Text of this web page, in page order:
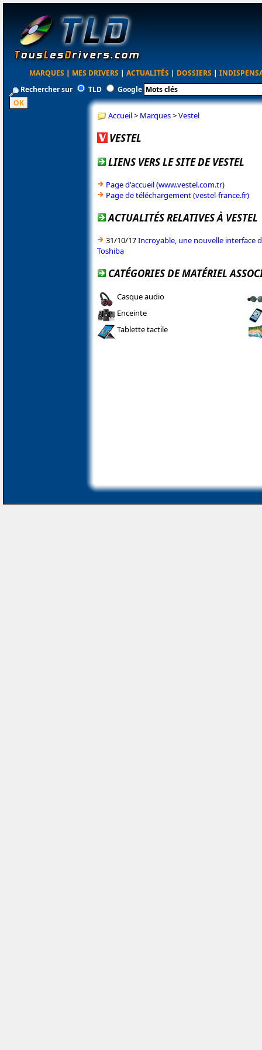
MARQUES | MES DRIVERS | ACTUALITÉS | DOSSIERS |
Rechercher sur
TLD Google
Accueil> Marques>Vestel
VESTEL
LIENS VERS LE SITE DE VESTEL
Page d'accueil (www.vestel.com.tr)
Page de téléchargement (vestel-france.fr)
ACTUALITÉS RELATIVES À VESTEL
31/10/17Incroyable, une nouvelle interface
Toshiba
CATÉGORIES DE MATÉRIEL
Casque audio
Enceinte
Tablette tactile